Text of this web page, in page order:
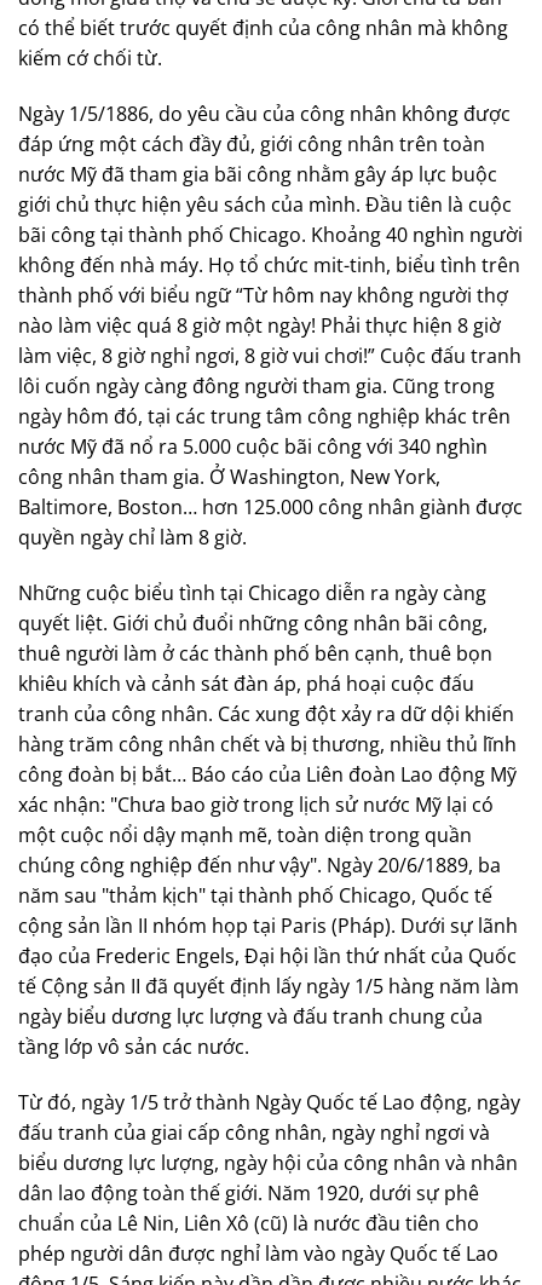
có thể biết trước quyết định của công nhân mà không
kiếm cớ chối từ.
Ngày 1/5/1886, do yêu cầu của công nhân không được
đáp ứng một cách đầy đủ, giới công nhân trên toàn
nước Mỹ đã tham gia bãi công nhằm gây áp lực buộc
giới chủ thực hiện yêu sách của mình. Đầu tiên là cuộc
bãi công tại thành phố Chicago. Khoảng 40 nghìn người
không đến nhà máy. Họ tổ chức mit-tinh, biểu tình trên
thành phố với biểu ngữ “Từ hôm nay không người thợ
nào làm việc quá 8 giờ một ngày! Phải thực hiện 8 giờ
làm việc, 8 giờ nghỉ ngơi, 8 giờ vui chơi!” Cuộc đấu tranh
lôi cuốn ngày càng đông người tham gia. Cũng trong
ngày hôm đó, tại các trung tâm công nghiệp khác trên
nước Mỹ đã nổ ra 5.000 cuộc bãi công với 340 nghìn
công nhân tham gia. Ở Washington, New York,
Baltimore, Boston… hơn 125.000 công nhân giành được
quyền ngày chỉ làm 8 giờ.
Những cuộc biểu tình tại Chicago diễn ra ngày càng
quyết liệt. Giới chủ đuổi những công nhân bãi công,
thuê người làm ở các thành phố bên cạnh, thuê bọn
khiêu khích và cảnh sát đàn áp, phá hoại cuộc đấu
tranh của công nhân. Các xung đột xảy ra dữ dội khiến
hàng trăm công nhân chết và bị thương, nhiều thủ lĩnh
công đoàn bị bắt… Báo cáo của Liên đoàn Lao động Mỹ
xác nhận: "Chưa bao giờ trong lịch sử nước Mỹ lại có
một cuộc nổi dậy mạnh mẽ, toàn diện trong quần
chúng công nghiệp đến như vậy". Ngày 20/6/1889, ba
năm sau "thảm kịch" tại thành phố Chicago, Quốc tế
cộng sản lần II nhóm họp tại Paris (Pháp). Dưới sự lãnh
đạo của Frederic Engels, Đại hội lần thứ nhất của Quốc
tế Cộng sản II đã quyết định lấy ngày 1/5 hàng năm làm
ngày biểu dương lực lượng và đấu tranh chung của
tầng lớp vô sản các nước.
Từ đó, ngày 1/5 trở thành Ngày Quốc tế Lao động, ngày
đấu tranh của giai cấp công nhân, ngày nghỉ ngơi và
biểu dương lực lượng, ngày hội của công nhân và nhân
dân lao động toàn thế giới. Năm 1920, dưới sự phê
chuẩn của Lê Nin, Liên Xô (cũ) là nước đầu tiên cho
phép người dân được nghỉ làm vào ngày Quốc tế Lao